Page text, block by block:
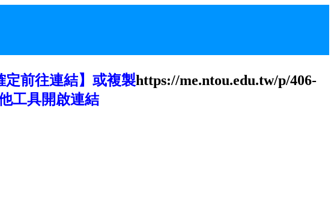
定前往連結】或複製https://me.ntou.edu.tw/p/406-
工具開啟連結